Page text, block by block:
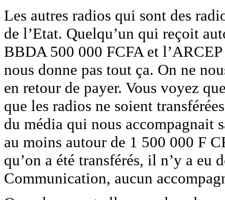
Les autres radios qui sont des
de l’Etat. Quelqu’un qui reçoit
BBDA 500 000 FCFA et
nous donne pas tout ça. On ne
en retour de payer. Vous voyez
que les radios ne soient
du média qui nous accompagnait
au moins autour de 1 500 000 F
qu’on a été transférés, il n’y a eu
Communication, aucun